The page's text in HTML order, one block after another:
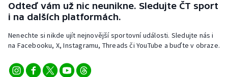
Ostatní
Odteď vám už nic neunikne. Sledujte ČT sport
i na dalších platformách.
Nenechte si nikde ujít nejnovější sportovní události. Sledujte nás i
na Facebooku, X, Instagramu, Threads či YouTube a buďte v obraze.